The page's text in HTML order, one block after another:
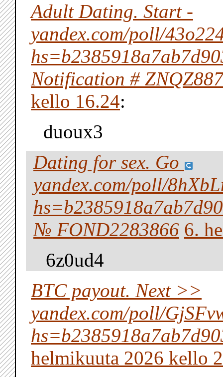
Adult Dating. Start -
yandex.com/poll/
Notification #
kello 16.24:
duoux3
Dating for sex. Go
yandex.com/poll/
№ FOND2283866 6.
6z0ud4
BTC payout. Next >>
yandex.com/poll/
helmikuuta 2026 kello